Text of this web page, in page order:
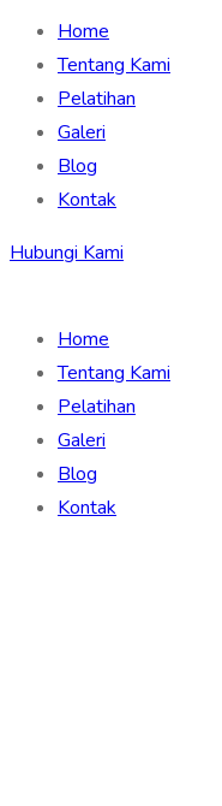
Home
Tentang Kami
Pelatihan
Galeri
Blog
Kontak
Hubungi Kami
Home
Tentang Kami
Pelatihan
Galeri
Blog
Kontak